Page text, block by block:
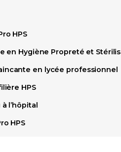
HPS
en Hygiène Propreté et
en lycée professionnel
HPS
l’hôpital
HPS